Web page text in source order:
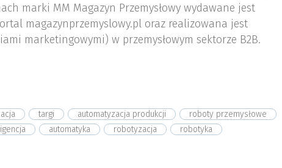
marki MM Magazyn Przemysłowy wydawane jest
magazynprzemyslowy.pl oraz realizowana jest
marketingowymi) w przemysłowym sektorze B2B.
targi automatyzacja produkcji
roboty przemysłowe
automatyka robotyzacja robotyka